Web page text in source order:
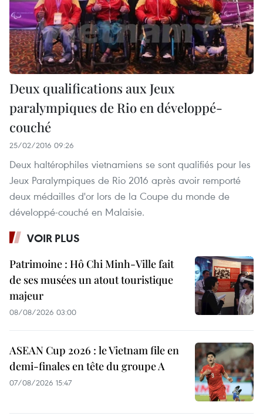
Deux qualifications aux Jeux
paralympiques de Rio en développé-
couché
25/02/2016 09:26
Deux haltérophiles​ vietnamiens se sont qualifiés pour les
Jeux Paralympiques de Rio 2016 après avoir remporté
deux médailles d'or lors de la Coupe du monde de
développé-couché en Malaisie.
VOIR PLUS
Patrimoine : Hô Chi Minh-Ville fait
de ses musées un atout touristique
majeur
08/08/2026 03:00
ASEAN Cup 2026 : le Vietnam file en
demi-finales en tête du groupe A
07/08/2026 15:47